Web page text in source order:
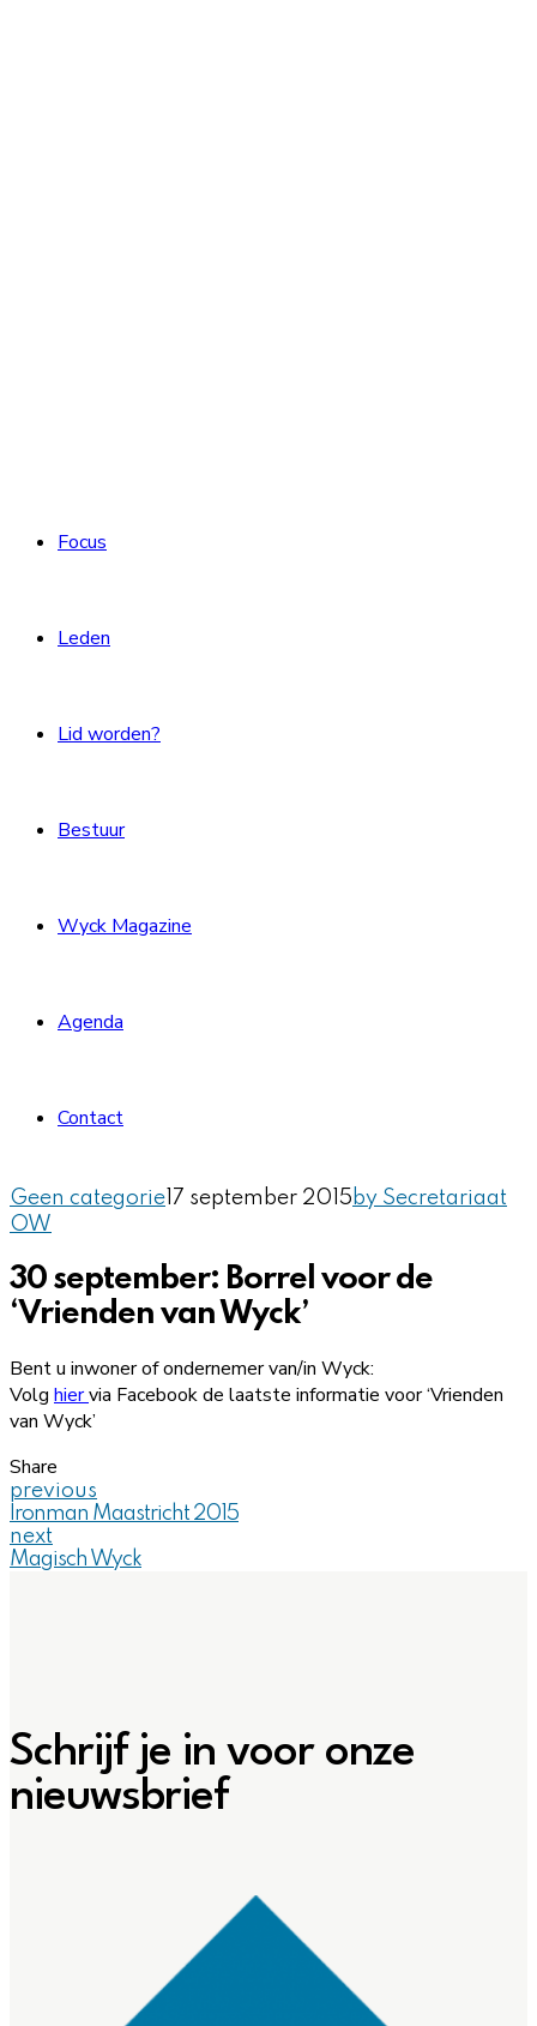
Focus
Leden
Lid worden?
Bestuur
Wyck Magazine
Agenda
Contact
Geen categorie 17 september 2015 by Secretariaat
OW
30 september: Borrel voor de
‘Vrienden van Wyck’
Bent u inwoner of ondernemer van/in Wyck:
Volg hiervia Facebook de laatste informatie voor ‘Vrienden
van Wyck’
Share
previous
Ironman Maastricht 2015
next
Magisch Wyck
Schrijf je in voor onze
nieuwsbrief